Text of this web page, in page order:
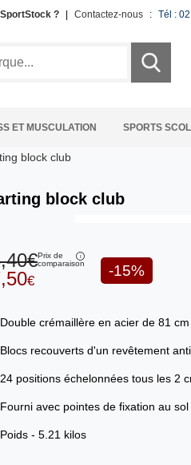
? Contactez-nous : Tél :
ET MUSCULATION SPORTS
block club
block club
Prix de
comparaison
€
-15%
Double crémaillère en acier de 81
Blocs recouverts d'un revêtement
24 positions échelonnées tous les 2
Fourni avec pointes de fixation au sol
Poids - 5.21 kilos